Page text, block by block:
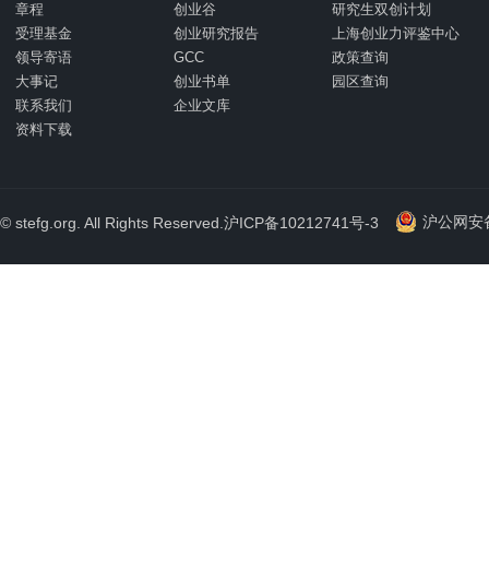
章程
受理基金
领导寄语
大事记
联系我们
资料下载
创业谷
研究生双创计划
创业研究报告
上海创业力评鉴中心
GCC
政策查询
创业书单
园区查询
企业文库
© stefg.org. All Rights Reserved. 沪ICP备10212741号-3 沪公网安